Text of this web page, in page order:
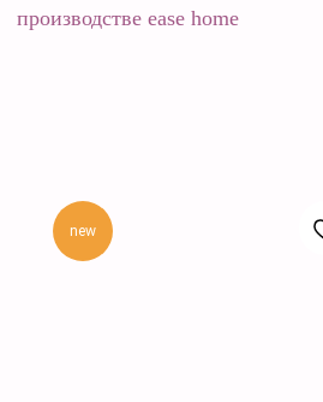
производстве ease home
new